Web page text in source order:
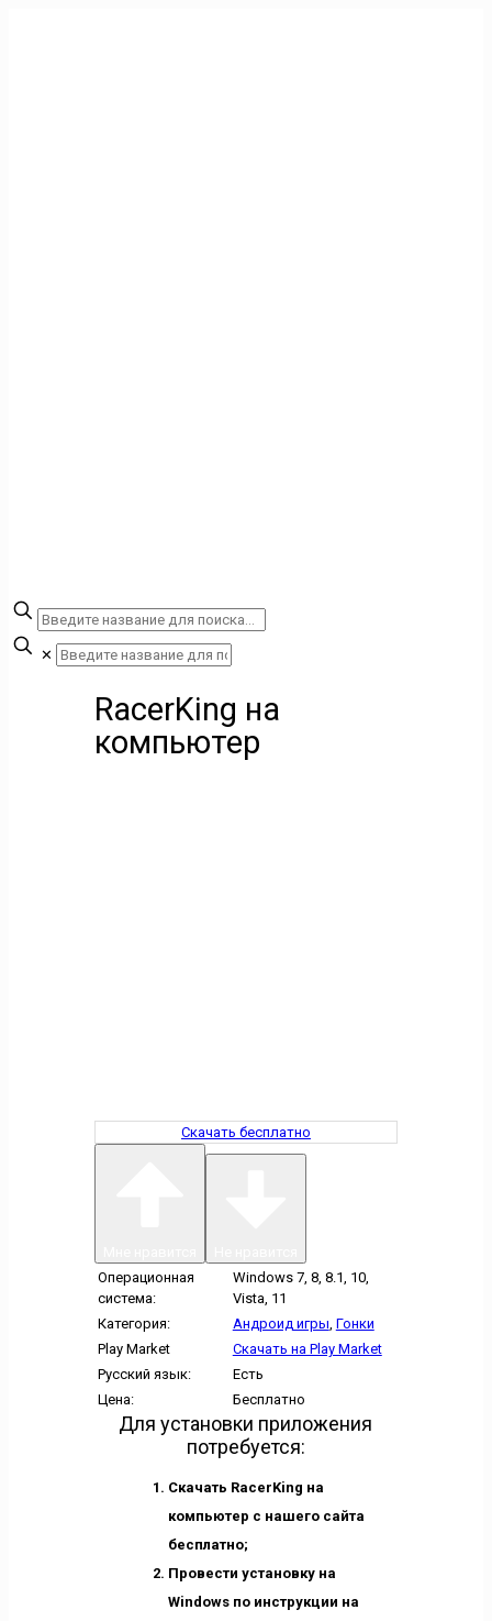
✕
RacerKing на
компьютер
Скачать бесплатно
Операционная
система:
Windows 7, 8, 8.1, 10,
Vista, 11
Категория:
Андроид игры, Гонки
Play Market
Скачать на Play Market
Русский язык:
Есть
Цена:
Бесплатно
Для установки приложения
потребуется:
Скачать RacerKing на
компьютер с нашего сайта
бесплатно;
Провести установку на
Windows по инструкции на